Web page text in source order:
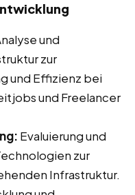
und
zur
und Effizienz bei
und Freelancer
Evaluierung und
zur
Infrastruktur.